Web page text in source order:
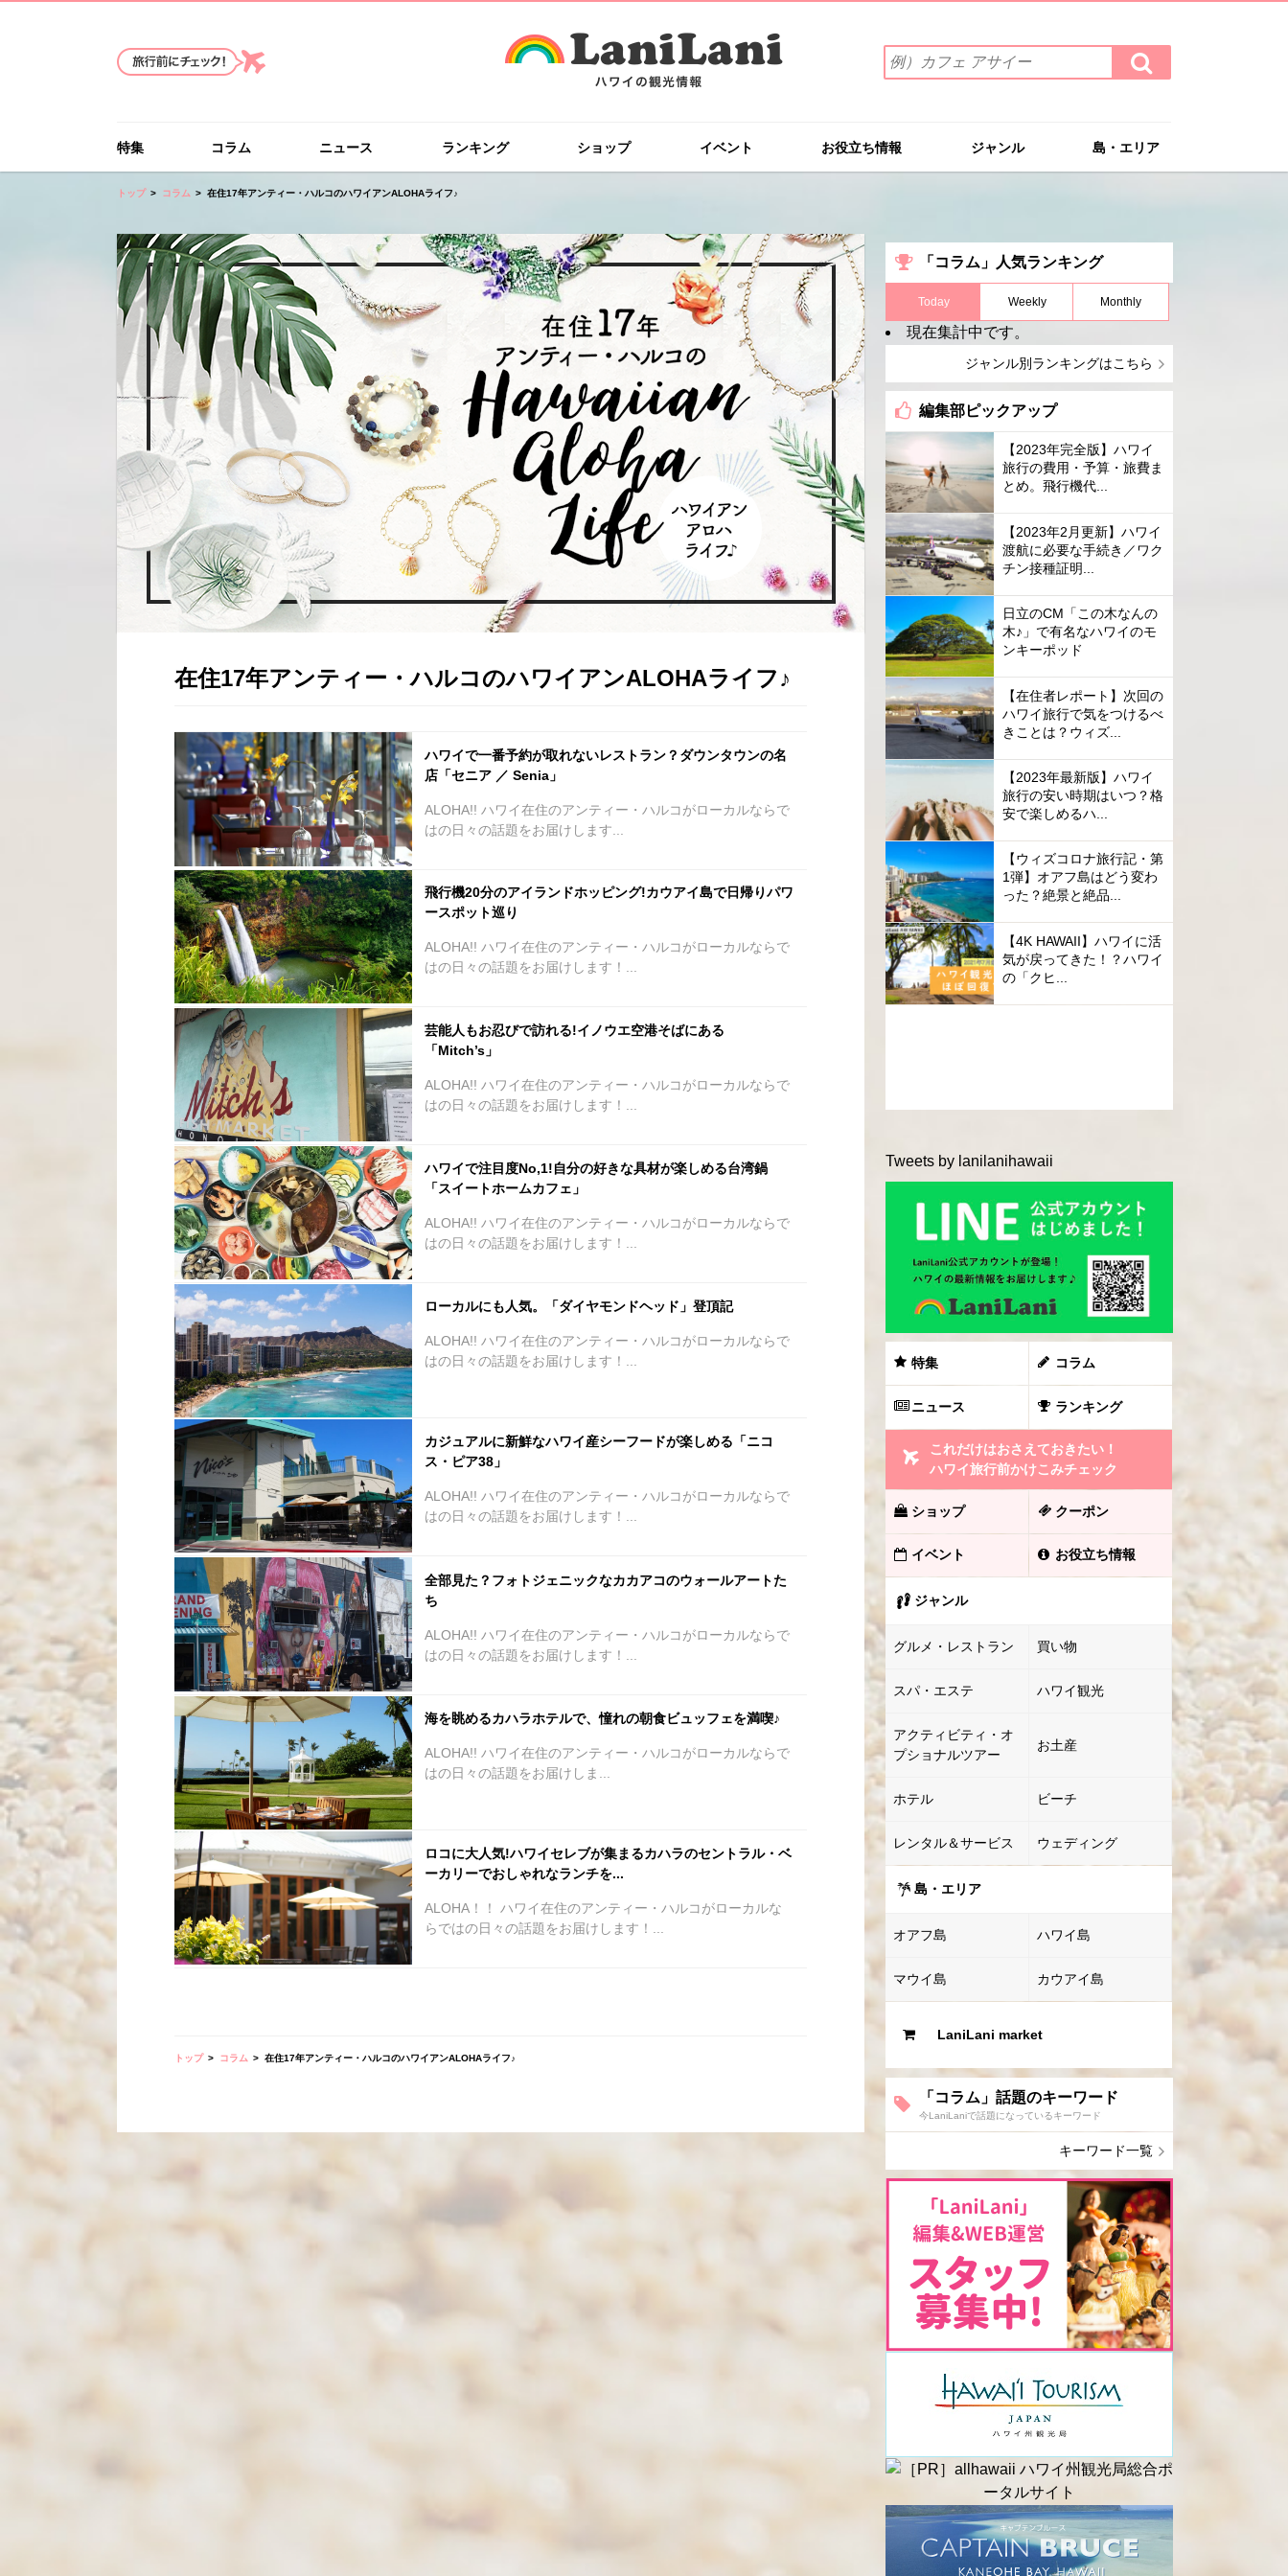
索
ワ
を
入
カ
フ
サ
ー
検
索
す
特集 コラム ニュース ランキング ショップ イベント お役立ち情報 ジャンル 島・エリア
トップ コラム 在住17年アンティー・ハルコのハワイアンALOHAライフ♪
在住17年アンティー・ハルコのハワイアンALOHAライフ♪
ハワイで一番予約が取れないレストラン？ダウンタウンの名
店「セニア ／ Senia」
ALOHA!! ハワイ在住のアンティー・ハルコがローカルならで
はの日々の話題をお届けします...
飛行機20分のアイランドホッピング!カウアイ島で日帰りパワ
ースポット巡り
ALOHA!! ハワイ在住のアンティー・ハルコがローカルならで
はの日々の話題をお届けします！...
芸能人もお忍びで訪れる!イノウエ空港そばにある
「Mitch’s」
ALOHA!! ハワイ在住のアンティー・ハルコがローカルならで
はの日々の話題をお届けします！...
ハワイで注目度No,1!自分の好きな具材が楽しめる台湾鍋
「スイートホームカフェ」
ALOHA!! ハワイ在住のアンティー・ハルコがローカルならで
はの日々の話題をお届けします！...
ローカルにも人気。「ダイヤモンドヘッド」登頂記
ALOHA!! ハワイ在住のアンティー・ハルコがローカルならで
はの日々の話題をお届けします！...
カジュアルに新鮮なハワイ産シーフードが楽しめる「ニコ
ス・ピア38」
ALOHA!! ハワイ在住のアンティー・ハルコがローカルならで
はの日々の話題をお届けします！...
全部見た？フォトジェニックなカカアコのウォールアートた
ち
ALOHA!! ハワイ在住のアンティー・ハルコがローカルならで
はの日々の話題をお届けします！...
海を眺めるカハラホテルで、憧れの朝食ビュッフェを満喫♪
ALOHA!! ハワイ在住のアンティー・ハルコがローカルならで
はの日々の話題をお届けしま...
ロコに大人気!ハワイセレブが集まるカハラのセントラル・ベ
ーカリーでおしゃれなランチを...
ALOHA！！ ハワイ在住のアンティー・ハルコがローカルな
らではの日々の話題をお届けします！...
トップ コラム 在住17年アンティー・ハルコのハワイアンALOHAライフ♪
「コラム」人気ランキング
Today Weekly Monthly
現在集計中です。
ジャンル別ランキングはこちら
編集部ピックアップ
【2023年完全版】ハワイ
旅行の費用・予算・旅費ま
とめ。飛行機代...
【2023年2月更新】ハワイ
渡航に必要な手続き／ワク
チン接種証明...
日立のCM「この木なんの
木♪」で有名なハワイのモ
ンキーポッド
【在住者レポート】次回の
ハワイ旅行で気をつけるべ
きことは？ウィズ...
【2023年最新版】ハワイ
旅行の安い時期はいつ？格
安で楽しめるハ...
【ウィズコロナ旅行記・第
1弾】オアフ島はどう変わ
った？絶景と絶品...
【4K HAWAII】ハワイに活
気が戻ってきた！？ハワイ
の「クヒ...
Tweets by lanilanihawaii
特集 コラム
ニュース ランキング
これだけはおさえておきたい！
ハワイ旅行前かけこみチェック
ショップ クーポン
イベント お役立ち情報
ジャンル
グルメ・レストラン 買い物
スパ・エステ ハワイ観光
アクティビティ・オ
プショナルツアー
お土産
ホテル ビーチ
レンタル＆サービス ウェディング
島・エリア
オアフ島 ハワイ島
マウイ島 カウアイ島
LaniLani market
「コラム」話題のキーワード
今LaniLaniで話題になっているキーワード
キーワード一覧